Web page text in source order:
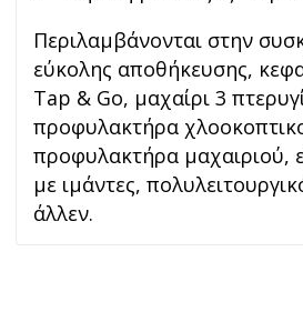
Περιλαμβάνονται στην
εύκολης αποθήκευσης, κ
Tap & Go, μαχαίρι 3
προφυλακτήρα
προφυλακτήρα μαχαιριού,
με ιμάντες, π
άλλεν.